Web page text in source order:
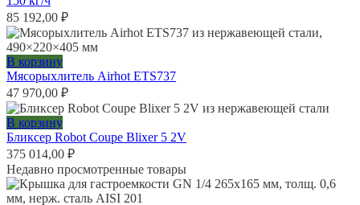
85 192,00 ₽
В корзину
Мясорыхлитель Airhot ETS737
47 970,00 ₽
В корзину
Бликсер Robot Coupe Blixer 5 2V
375 014,00 ₽
Недавно просмотренные товары